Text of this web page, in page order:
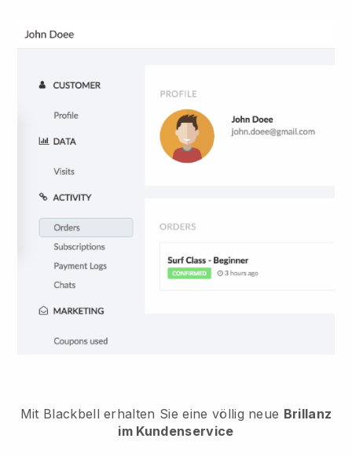
Mit Blackbell erhalten Sie eine völlig neue Brillanz
im Kundenservice